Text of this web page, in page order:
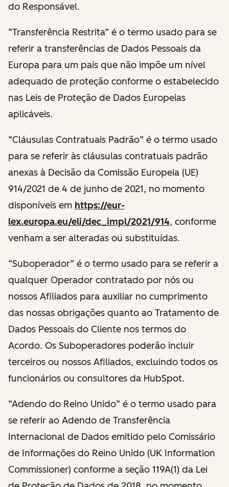
do Responsável.
“Transferência Restrita” é o termo usado para se
referir a transferências de Dados Pessoais da
Europa para um país que não impõe um nível
adequado de proteção conforme o estabelecido
nas Leis de Proteção de Dados Europeias
aplicáveis.
“Cláusulas Contratuais Padrão” é o termo usado
para se referir às cláusulas contratuais padrão
anexas à Decisão da Comissão Europeia (UE)
914/2021 de 4 de junho de 2021, no momento
disponíveis em https://eur-
lex.europa.eu/eli/dec_impl/2021/914, conforme
venham a ser alteradas ou substituídas.
“Suboperador” é o termo usado para se referir a
qualquer Operador contratado por nós ou
nossos Afiliados para auxiliar no cumprimento
das nossas obrigações quanto ao Tratamento de
Dados Pessoais do Cliente nos termos do
Acordo. Os Suboperadores poderão incluir
terceiros ou nossos Afiliados, excluindo todos os
funcionários ou consultores da HubSpot.
“Adendo do Reino Unido” é o termo usado para
se referir ao Adendo de Transferência
Internacional de Dados emitido pelo Comissário
de Informações do Reino Unido (UK Information
Commissioner) conforme a seção 119A(1) da Lei